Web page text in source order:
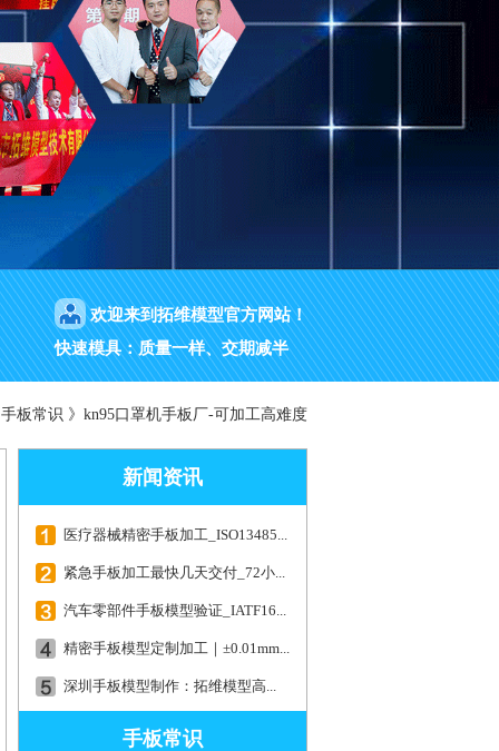
欢迎来到拓维模型官方网站！
快速模具：质量一样、交期减半
手板常识 》 kn95口罩机手板厂-可加工高难度
新闻资讯
医疗器械精密手板加工_ISO13485...
紧急手板加工最快几天交付_72小...
汽车零部件手板模型验证_IATF16...
精密手板模型定制加工｜±0.01mm...
深圳手板模型制作：拓维模型高...
手板常识